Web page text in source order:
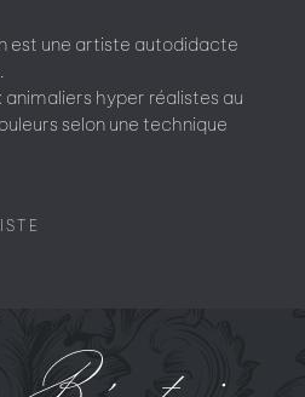
est une artiste autodidacte
animaliers hyper réalistes au
selon une technique